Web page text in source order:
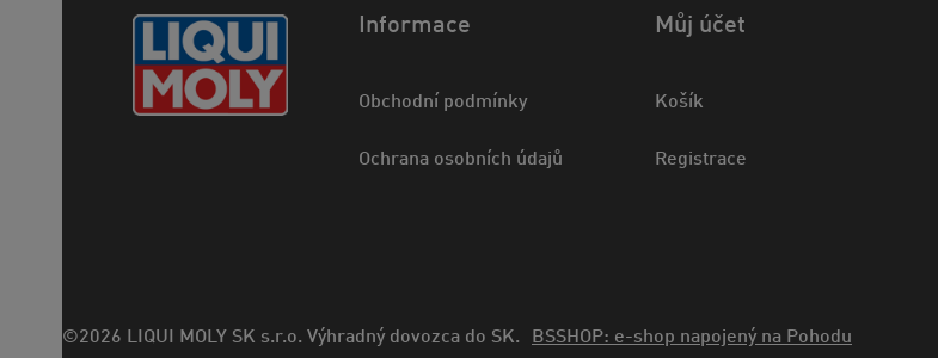
Informace
Obchodní podmínky
Ochrana osobních údajů
Můj účet
Košík
Registrace
©2026 LIQUI MOLY SK s.r.o. Výhradný dovozca do SK. BSSHOP: e-shop napojený na Pohodu